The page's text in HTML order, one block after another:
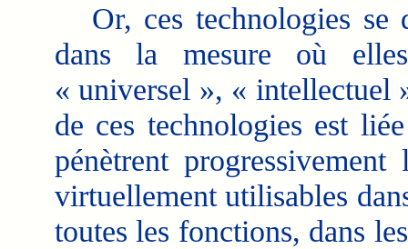
Or, ces technologies se
dans la mesure où
« universel », « intellectuel
de ces technologies est
pénètrent
virtuellement utilisables
toutes les fonctions, dans